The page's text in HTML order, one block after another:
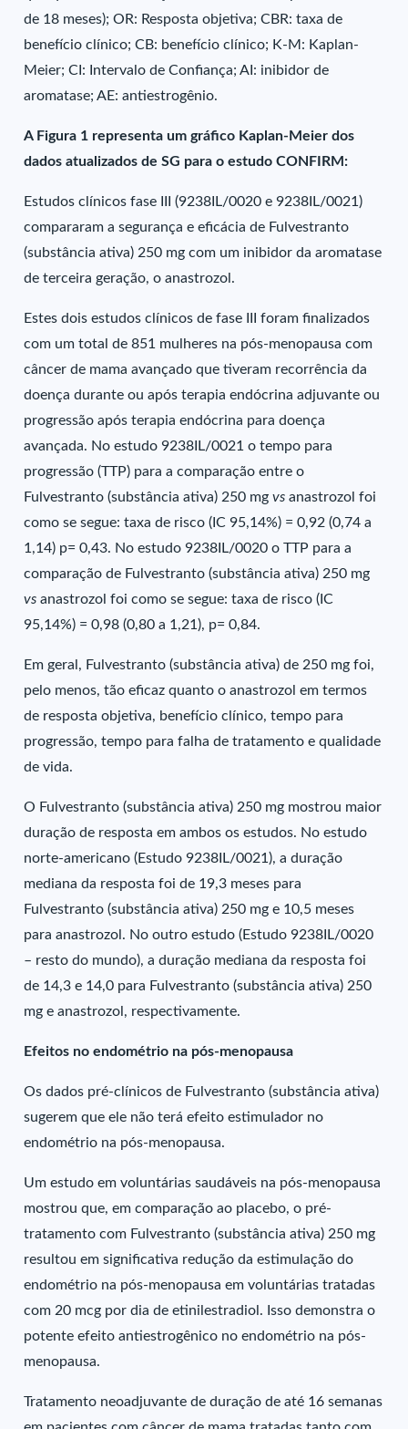
de 18 meses); OR: Resposta objetiva; CBR: taxa de
benefício clínico; CB: benefício clínico; K-M: Kaplan-
Meier; CI: Intervalo de Confiança; AI: inibidor de
aromatase; AE: antiestrogênio.
A Figura 1 representa um gráfico Kaplan-Meier dos
dados atualizados de SG para o estudo CONFIRM:
Estudos clínicos fase III (9238IL/0020 e 9238IL/0021)
compararam a segurança e eficácia de Fulvestranto
(substância ativa) 250 mg com um inibidor da aromatase
de terceira geração, o anastrozol.
Estes dois estudos clínicos de fase III foram finalizados
com um total de 851 mulheres na pós-menopausa com
câncer de mama avançado que tiveram recorrência da
doença durante ou após terapia endócrina adjuvante ou
progressão após terapia endócrina para doença
avançada. No estudo 9238IL/0021 o tempo para
progressão (TTP) para a comparação entre o
Fulvestranto (substância ativa) 250 mgvsanastrozol foi
como se segue: taxa de risco (IC 95,14%) = 0,92 (0,74 a
1,14) p= 0,43. No estudo 9238IL/0020 o TTP para a
comparação de Fulvestranto (substância ativa) 250 mg
vsanastrozol foi como se segue: taxa de risco (IC
95,14%) = 0,98 (0,80 a 1,21), p= 0,84.
Em geral, Fulvestranto (substância ativa) de 250 mg foi,
pelo menos, tão eficaz quanto o anastrozol em termos
de resposta objetiva, benefício clínico, tempo para
progressão, tempo para falha de tratamento e qualidade
de vida.
O Fulvestranto (substância ativa) 250 mg mostrou maior
duração de resposta em ambos os estudos. No estudo
norte-americano (Estudo 9238IL/0021), a duração
mediana da resposta foi de 19,3 meses para
Fulvestranto (substância ativa) 250 mg e 10,5 meses
para anastrozol. No outro estudo (Estudo 9238IL/0020
– resto do mundo), a duração mediana da resposta foi
de 14,3 e 14,0 para Fulvestranto (substância ativa) 250
mg e anastrozol, respectivamente.
Efeitos no endométrio na pós-menopausa
Os dados pré-clínicos de Fulvestranto (substância ativa)
sugerem que ele não terá efeito estimulador no
endométrio na pós-menopausa.
Um estudo em voluntárias saudáveis na pós-menopausa
mostrou que, em comparação ao placebo, o pré-
tratamento com Fulvestranto (substância ativa) 250 mg
resultou em significativa redução da estimulação do
endométrio na pós-menopausa em voluntárias tratadas
com 20 mcg por dia de etinilestradiol. Isso demonstra o
potente efeito antiestrogênico no endométrio na pós-
menopausa.
Tratamento neoadjuvante de duração de até 16 semanas